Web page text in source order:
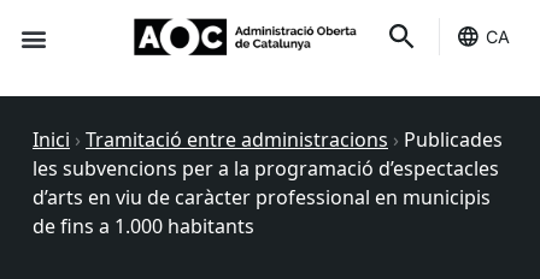
CA
Inici › Tramitació entre administracions › Publicades
les subvencions per a la programació d’espectacles
d’arts en viu de caràcter professional en municipis
de fins a 1.000 habitants